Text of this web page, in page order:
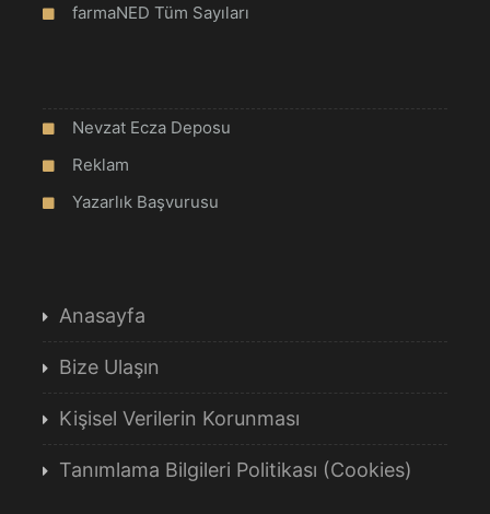
farmaNED Tüm Sayıları
Nevzat Ecza Deposu
Reklam
Yazarlık Başvurusu
Anasayfa
Bize Ulaşın
Kişisel Verilerin Korunması
Tanımlama Bilgileri Politikası (Cookies)